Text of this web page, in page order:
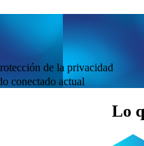
de la privacidad
conectado actual
Lo